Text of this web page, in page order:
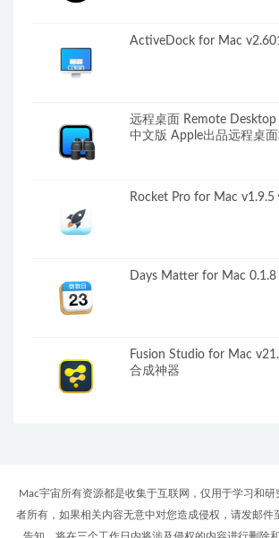
ActiveDock for Mac
远程桌面 Remote
中文版 Apple出品远程桌
Rocket Pro for Mac v1.9.5
Days Matter for Mac 0.1.8
Fusion Studio for Mac
合成神器
Mac宇宙所有资源都是收集于互联网，仅用于学习和
者所有，如果相关内容无意中对您造成侵权，请发邮件